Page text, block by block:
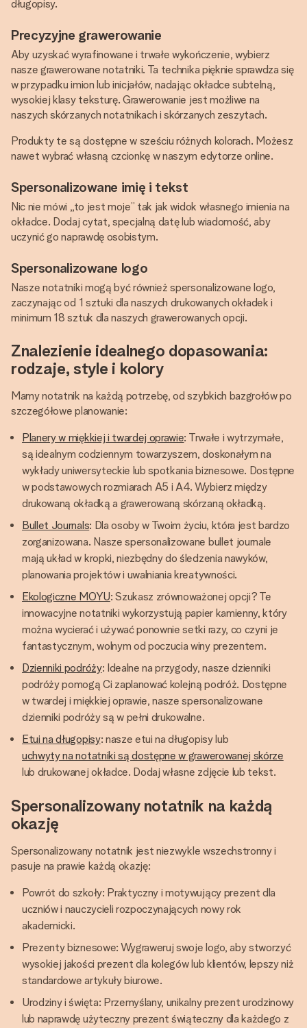
długopisy.
Precyzyjne grawerowanie
Aby uzyskać wyrafinowane i trwałe wykończenie, wybierz
nasze grawerowane notatniki. Ta technika pięknie sprawdza się
w przypadku imion lub inicjałów, nadając okładce subtelną,
wysokiej klasy teksturę. Grawerowanie jest możliwe na
naszych skórzanych notatnikach i skórzanych zeszytach.
Produkty te są dostępne w sześciu różnych kolorach. Możesz
nawet wybrać własną czcionkę w naszym edytorze online.
Spersonalizowane imię i tekst
Nic nie mówi „to jest moje” tak jak widok własnego imienia na
okładce. Dodaj cytat, specjalną datę lub wiadomość, aby
uczynić go naprawdę osobistym.
Spersonalizowane logo
Nasze notatniki mogą być również spersonalizowane logo,
zaczynając od 1 sztuki dla naszych drukowanych okładek i
minimum 18 sztuk dla naszych grawerowanych opcji.
Znalezienie idealnego dopasowania:
rodzaje, style i kolory
Mamy notatnik na każdą potrzebę, od szybkich bazgrołów po
szczegółowe planowanie:
Planery w miękkiej i twardej oprawie: Trwałe i wytrzymałe,
są idealnym codziennym towarzyszem, doskonałym na
wykłady uniwersyteckie lub spotkania biznesowe. Dostępne
w podstawowych rozmiarach A5 i A4. Wybierz między
drukowaną okładką a grawerowaną skórzaną okładką.
Bullet Journals: Dla osoby w Twoim życiu, która jest bardzo
zorganizowana. Nasze spersonalizowane bullet journale
mają układ w kropki, niezbędny do śledzenia nawyków,
planowania projektów i uwalniania kreatywności.
Ekologiczne MOYU: Szukasz zrównoważonej opcji? Te
innowacyjne notatniki wykorzystują papier kamienny, który
można wycierać i używać ponownie setki razy, co czyni je
fantastycznym, wolnym od poczucia winy prezentem.
Dzienniki podróży: Idealne na przygody, nasze dzienniki
podróży pomogą Ci zaplanować kolejną podróż. Dostępne
w twardej i miękkiej oprawie, nasze spersonalizowane
dzienniki podróży są w pełni drukowalne.
Etui na długopisy: nasze etui na długopisy lub
uchwyty na notatniki są dostępne w grawerowanej skórze
lub drukowanej okładce. Dodaj własne zdjęcie lub tekst.
Spersonalizowany notatnik na każdą
okazję
Spersonalizowany notatnik jest niezwykle wszechstronny i
pasuje na prawie każdą okazję:
Powrót do szkoły: Praktyczny i motywujący prezent dla
uczniów i nauczycieli rozpoczynających nowy rok
akademicki.
Prezenty biznesowe: Wygraweruj swoje logo, aby stworzyć
wysokiej jakości prezent dla kolegów lub klientów, lepszy niż
standardowe artykuły biurowe.
Urodziny i święta: Przemyślany, unikalny prezent urodzinowy
lub naprawdę użyteczny prezent świąteczny dla każdego z